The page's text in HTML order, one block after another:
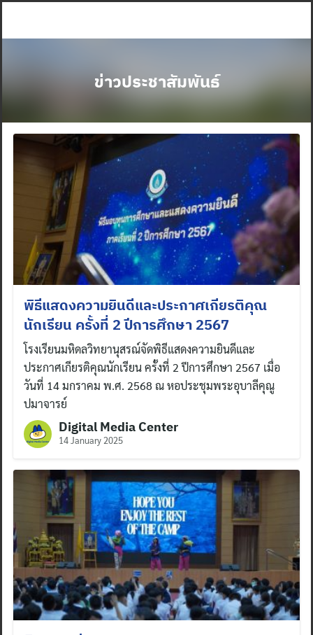
ข่าวประชาสัมพันธ์
พิธีแสดงความยินดีและประกาศเกียรติคุณ
นักเรียน ครั้งที่ 2 ปีการศึกษา 2567
โรงเรียนมหิดลวิทยานุสรณ์จัดพิธีแสดงความยินดีและ
ประกาศเกียรติคุณนักเรียน ครั้งที่ 2 ปีการศึกษา 2567 เมื่อ
วันที่ 14 มกราคม พ.ศ. 2568 ณ หอประชุมพระอุบาลีคุณู
ปมาจารย์
Digital Media Center
14 January 2025